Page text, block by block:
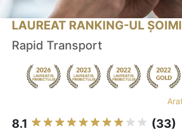
LAUREAT RANKING-UL
Rapid Transport
8.1 (33)